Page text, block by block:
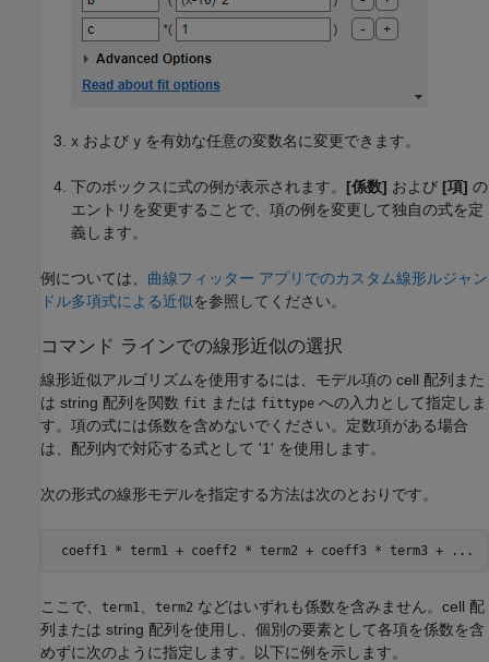
x および y を有効な任意の変数名に変更できます。
下のボックスに式の例が表示されます。 [係数] および [項] の
エントリを変更することで、項の例を変更して独自の式を定
義します。
例については、 曲線フィッター アプリでのカスタム線形ルジャン
ドル多項式による近似を参照してください。
コマンド ラインでの線形近似の選択
線形近似アルゴリズムを使用するには、モデル項の cell 配列また
は string 配列を関数 fit または fittype への入力として指定しま
す。項の式には係数を含めないでください。定数項がある場合
は、配列内で対応する式として '1' を使用します。
次の形式の線形モデルを指定する方法は次のとおりです。
coeff1 * term1 + coeff2 * term2 + coeff3 * term3 + ...
ここで、 term1、 term2 などはいずれも係数を含みません。cell 配
列または string 配列を使用し、個別の要素として各項を係数を含
めずに次のように指定します。以下に例を示します。